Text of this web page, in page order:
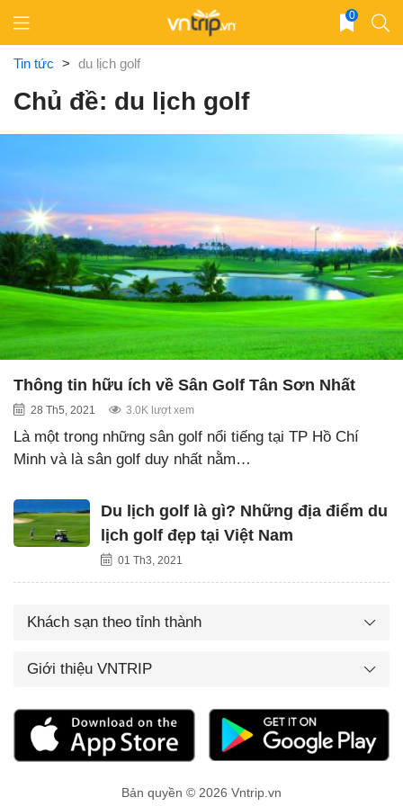
content
0
Tin tức > du lịch golf
Chủ đề: du lịch golf
Thông tin hữu ích về Sân Golf Tân Sơn Nhất
28 Th5, 2021 3.0K lượt xem
Là một trong những sân golf nổi tiếng tại TP Hồ Chí
Minh và là sân golf duy nhất nằm…
Du lịch golf là gì? Những địa điểm du
lịch golf đẹp tại Việt Nam
01 Th3, 2021
Khách sạn theo tỉnh thành
Giới thiệu VNTRIP
Bản quyền © 2026 Vntrip.vn